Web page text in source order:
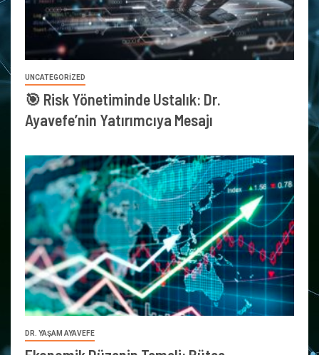
UNCATEGORIZED
🎯 Risk Yönetiminde Ustalık: Dr.
Ayavefe’nin Yatırımcıya Mesajı
DR. YAŞAM AYAVEFE